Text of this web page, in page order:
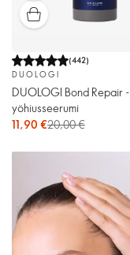
(442)
DUOLOGI
DUOLOGI Bond Repair -
yöhiusseerumi
11,90 €20,00 €